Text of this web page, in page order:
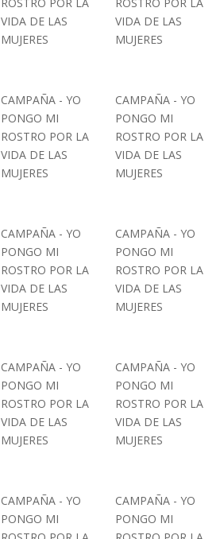
VIDA DE LAS
MUJERES
VIDA DE LAS
MUJERES
CAMPAÑA - YO
PONGO MI
ROSTRO POR LA
VIDA DE LAS
MUJERES
CAMPAÑA - YO
PONGO MI
ROSTRO POR LA
VIDA DE LAS
MUJERES
CAMPAÑA - YO
PONGO MI
ROSTRO POR LA
VIDA DE LAS
MUJERES
CAMPAÑA - YO
PONGO MI
ROSTRO POR LA
VIDA DE LAS
MUJERES
CAMPAÑA - YO
PONGO MI
ROSTRO POR LA
VIDA DE LAS
MUJERES
CAMPAÑA - YO
PONGO MI
ROSTRO POR LA
VIDA DE LAS
MUJERES
CAMPAÑA - YO
PONGO MI
CAMPAÑA - YO
PONGO MI